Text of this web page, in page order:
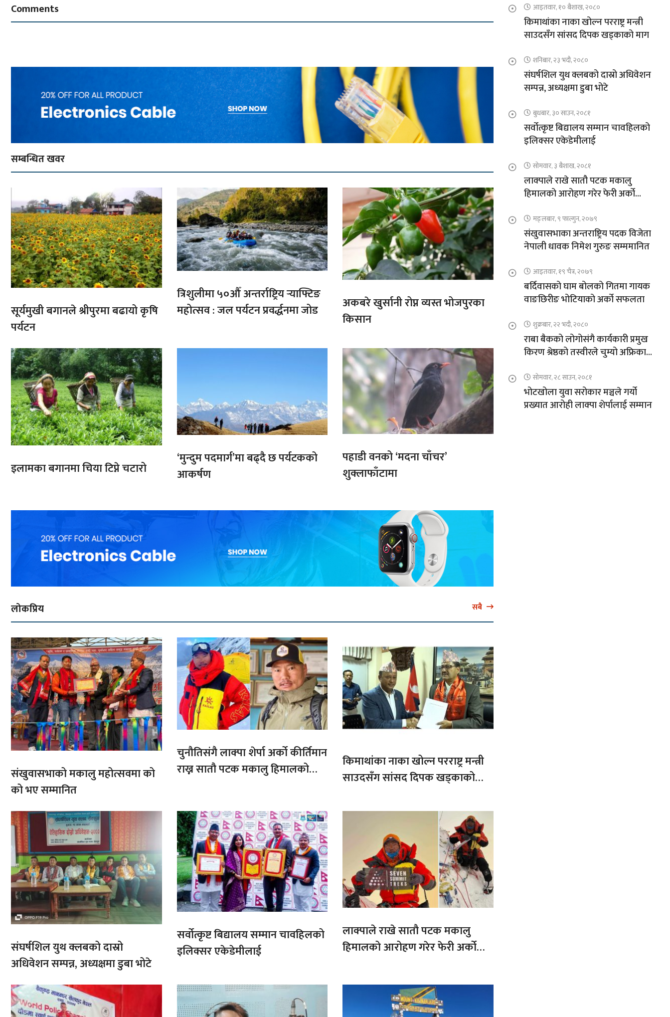
Comments
सम्बन्धित खवर
सूर्यमुखी बगानले श्रीपुरमा बढायो कृषि
पर्यटन
त्रिशुलीमा ५०औँ अन्तर्राष्ट्रिय र्‍याफ्टिङ
महोत्सव : जल पर्यटन प्रवर्द्धनमा जोड
अकबरे खुर्सानी रोप्न व्यस्त भोजपुरका
किसान
इलामका बगानमा चिया टिप्ने चटारो
‘मुन्दुम पदमार्ग’मा बढ्दै छ पर्यटकको
आकर्षण
पहाडी वनको ‘मदना चाँचर’
शुक्लाफाँटामा
लोकप्रिय सबै
संखुवासभाको मकालु महोत्सवमा को
को भए सम्मानित
चुनौतिसंगै लाक्पा शेर्पा अर्को कीर्तिमान
राख्न सातौ पटक मकालु हिमालको
किमाथांका नाका खोल्न परराष्ट्र मन्त्री
साउदसँग सांसद दिपक खड्काको
संघर्षशिल युथ क्लबको दास्रो
अधिवेशन सम्पन्न, अध्यक्षमा डुबा भोटे
सर्वोत्कृष्ट बिद्यालय सम्मान चावहिलको
इलिक्सर एकेडेमीलाई
लाक्पाले राखे सातौ पटक मकालु
हिमालको आरोहण गरेर फेरी अर्को
आइतवार, १० बैशाख, २०८०
किमाथांका नाका खोल्न परराष्ट्र मन्त्री
साउदसँग सांसद दिपक खड्काको माग
शनिबार, २३ भदौ, २०८०
संघर्षशिल युथ क्लबको दास्रो अधिवेशन
सम्पन्न, अध्यक्षमा डुबा भोटे
बुधबार, ३० साउन, २०८१
सर्वोत्कृष्ट बिद्यालय सम्मान चावहिलको
इलिक्सर एकेडेमीलाई
सोमवार, ३ बैशाख, २०८१
लाक्पाले राखे सातौ पटक मकालु
हिमालको आरोहण गरेर फेरी अर्को
मङ्लबार, ९ फाल्गुन, २०७९
संखुवासभाका अन्तराष्ट्रिय पदक विजेता
नेपाली धावक निमेश गुरुङ सम्ममानित
आइतवार, १९ चैत्र, २०७९
बर्दिवासको घाम बोलको गितमा गायक
वाङछिरीङ भोटियाको अर्को सफलता
शुक्रबार, २२ भदौ, २०८०
राबा बैकको लोगोसंगै कार्यकारी प्रमुख
किरण श्रेष्ठको तस्वीरले चुम्यो अफ्रिकाको
सोमवार, २८ साउन, २०८१
भोटखोला युवा सरोकार मञ्चले गर्यो
प्रख्यात आरोही लाक्पा शेर्पालाई सम्मान